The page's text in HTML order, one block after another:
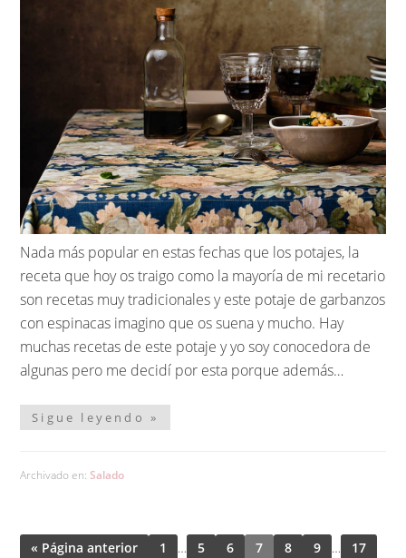
Nada más popular en estas fechas que los potajes, la
receta que hoy os traigo como la mayoría de mi recetario
son recetas muy tradicionales y este potaje de garbanzos
con espinacas imagino que os suena y mucho. Hay
muchas recetas de este potaje y yo soy conocedora de
algunas pero me decidí por esta porque además…
Sigue leyendo »
Archivado en: Salado
« Página anterior 1 … 5 6 7 8 9 …
17